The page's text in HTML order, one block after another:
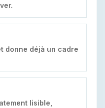
donne déjà un cadre
lisible,